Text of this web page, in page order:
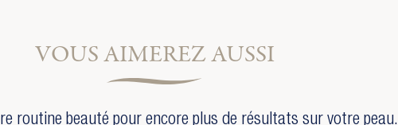
VOUS AIMEREZ AUSSI
routine beauté pour encore plus de résultats sur votre peau.